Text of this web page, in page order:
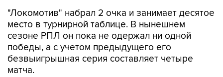
"Локомотив" набрал 2 очка и занимает десятое
место в турнирной таблице. В нынешнем
сезоне РПЛ он пока не одержал ни одной
победы, а с учетом предыдущего его
безвыигрышная серия составляет четыре
матча.